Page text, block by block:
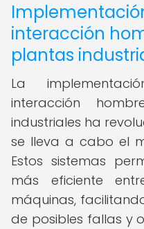
interacción
plantas
La
interacción
industriales ha
se lleva a cabo el
Estos sistemas
más eficiente
máquinas,
de posibles fallas y